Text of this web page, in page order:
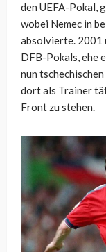
den UEFA-Pokal,
wobei Nemec in
absolvierte. 2001
DFB-Pokals, ehe
nun
dort als Trainer
Front zu stehen.